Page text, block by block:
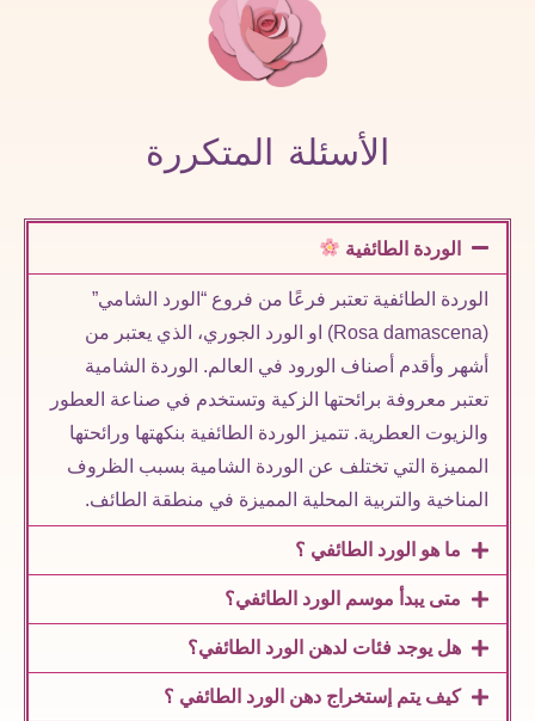
الأسئلة المتكررة
الوردة الطائفية
الوردة الطائفية تعتبر فرعًا من فروع “الورد الشامي”
(Rosa damascena) او الورد الجوري، الذي يعتبر من
أشهر وأقدم أصناف الورود في العالم. الوردة الشامية
تعتبر معروفة برائحتها الزكية وتستخدم في صناعة العطور
والزيوت العطرية. تتميز الوردة الطائفية بنكهتها ورائحتها
المميزة التي تختلف عن الوردة الشامية بسبب الظروف
المناخية والتربية المحلية المميزة في منطقة الطائف.
ما هو الورد الطائفي ؟
متى يبدأ موسم الورد الطائفي؟
هل يوجد فئات لدهن الورد الطائفي؟
كيف يتم إستخراج دهن الورد الطائفي ؟